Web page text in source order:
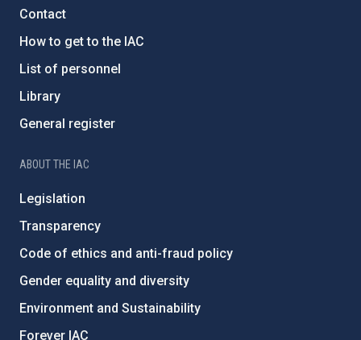
Contact
How to get to the IAC
List of personnel
Library
General register
ABOUT THE IAC
Legislation
Transparency
Code of ethics and anti-fraud policy
Gender equality and diversity
Environment and Sustainability
Forever IAC